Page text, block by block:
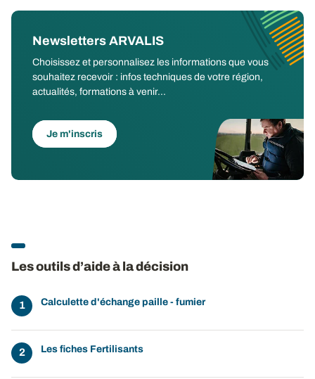
Newsletters ARVALIS
Choisissez et personnalisez les informations que vous
souhaitez recevoir : infos techniques de votre région,
actualités, formations à venir...
Je m'inscris
Les outils d’aide à la décision
Calculette d'échange paille - fumier
Les fiches Fertilisants